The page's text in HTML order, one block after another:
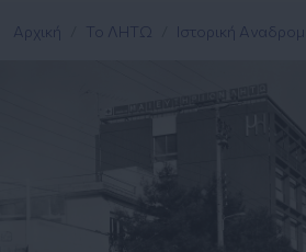
Αρχική Το ΛΗΤΩ Ιστορική Αναδρομή